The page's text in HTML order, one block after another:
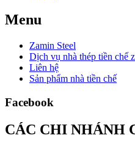
Menu
Zamin Steel
Dịch vụ nhà thép tiền chế
Liên hệ
Sản phẩm nhà tiền chế
Facebook
CÁC CHI NHÁNH